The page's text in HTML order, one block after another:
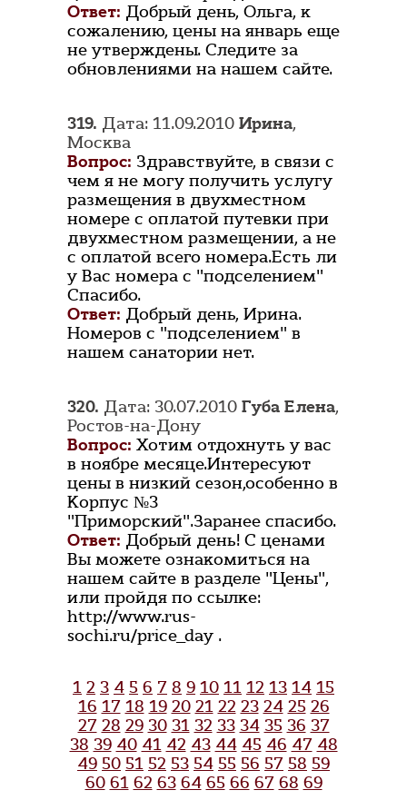
Ответ: Добрый день, Ольга, к
сожалению, цены на январь еще
не утверждены. Следите за
обновлениями на нашем сайте.
319. Дата: 11.09.2010 Ирина,
Москва
Вопрос: Здравствуйте, в связи с
чем я не могу получить услугу
размещения в двухместном
номере с оплатой путевки при
двухместном размещении, а не
с оплатой всего номера.Есть ли
у Вас номера с "подселением"
Спасибо.
Ответ: Добрый день, Ирина.
Номеров с "подселением" в
нашем санатории нет.
320. Дата: 30.07.2010 Губа Елена,
Ростов-на-Дону
Вопрос: Хотим отдохнуть у вас
в ноябре месяце.Интересуют
цены в низкий сезон,особенно в
Корпус №3
"Приморский".Заранее спасибо.
Ответ: Добрый день! С ценами
Вы можете ознакомиться на
нашем сайте в разделе "Цены",
или пройдя по ссылке:
http://www.rus-
sochi.ru/price_day .
1 2 3 4 5 6 7 8 9 10 11 12 13 14 15
16 17 18 19 20 21 22 23 24 25 26
27 28 29 30 31 32 33 34 35 36 37
38 39 40 41 42 43 44 45 46 47 48
49 50 51 52 53 54 55 56 57 58 59
60 61 62 63 64 65 66 67 68 69